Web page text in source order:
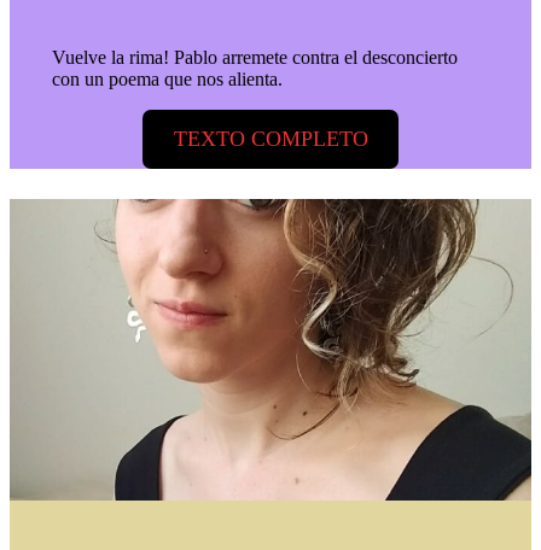
Vuelve la rima! Pablo arremete contra el desconcierto
con un poema que nos alienta.
TEXTO COMPLETO